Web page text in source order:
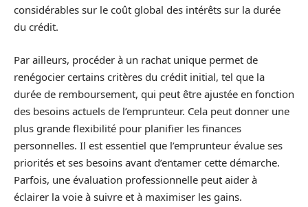
considérables sur le coût global des intérêts sur la durée
du crédit.
Par ailleurs, procéder à un rachat unique permet de
renégocier certains critères du crédit initial, tel que la
durée de remboursement, qui peut être ajustée en fonction
des besoins actuels de l’emprunteur. Cela peut donner une
plus grande flexibilité pour planifier les finances
personnelles. Il est essentiel que l’emprunteur évalue ses
priorités et ses besoins avant d’entamer cette démarche.
Parfois, une évaluation professionnelle peut aider à
éclairer la voie à suivre et à maximiser les gains.